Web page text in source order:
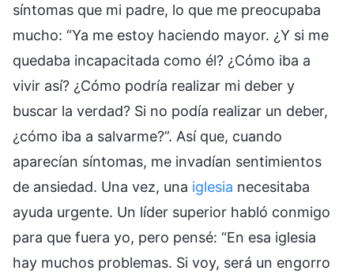
síntomas que mi padre, lo que me preocupaba
mucho: “Ya me estoy haciendo mayor. ¿Y si me
quedaba incapacitada como él? ¿Cómo iba a
vivir así? ¿Cómo podría realizar mi deber y
buscar la verdad? Si no podía realizar un deber,
¿cómo iba a salvarme?”. Así que, cuando
aparecían síntomas, me invadían sentimientos
de ansiedad. Una vez, una iglesia necesitaba
ayuda urgente. Un líder superior habló conmigo
para que fuera yo, pero pensé: “En esa iglesia
hay muchos problemas. Si voy, será un engorro